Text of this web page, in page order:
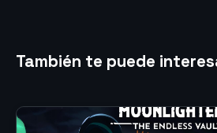
También te puede